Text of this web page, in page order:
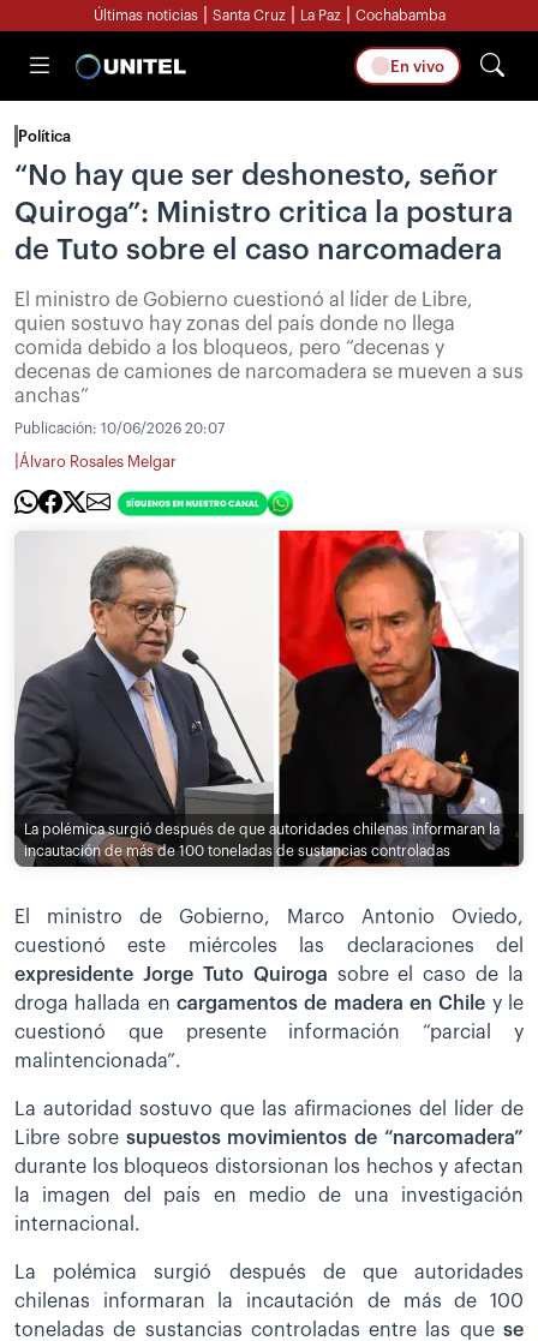
Últimas noticias Santa Cruz La Paz Cochabamba
En vivo
Política
“No hay que ser deshonesto, señor
Quiroga”: Ministro critica la postura
de Tuto sobre el caso narcomadera
El ministro de Gobierno cuestionó al líder de Libre,
quien sostuvo hay zonas del país donde no llega
comida debido a los bloqueos, pero “decenas y
decenas de camiones de narcomadera se mueven a sus
anchas”
Publicación: 10/06/2026 20:07
Álvaro Rosales Melgar
La polémica surgió después de que autoridades chilenas informaran la
incautación de más de 100 toneladas de sustancias controladas
El ministro de Gobierno, Marco Antonio Oviedo,
cuestionó este miércoles las declaraciones del
expresidente Jorge Tuto Quiroga sobre el caso de la
droga hallada en cargamentos de madera en Chile y le
cuestionó que presente información “parcial y
malintencionada”.
La autoridad sostuvo que las afirmaciones del líder de
Libre sobre supuestos movimientos de “narcomadera”
durante los bloqueos distorsionan los hechos y afectan
la imagen del país en medio de una investigación
internacional.
La polémica surgió después de que autoridades
chilenas informaran la incautación de más de 100
toneladas de sustancias controladas entre las quese